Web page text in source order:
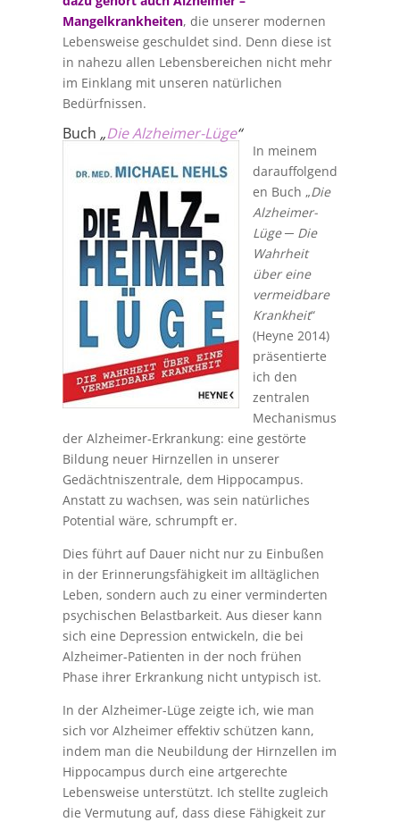
Mangelkrankheiten, die unserer modernen
Lebensweise geschuldet sind. Denn diese ist
in nahezu allen Lebensbereichen nicht mehr
im Einklang mit unseren natürlichen
Bedürfnissen.
Buch „Die Alzheimer-Lüge“
In meinem
darauffolgend
en Buch „Die
Alzheimer-
Lüge ─ Die
Wahrheit
über eine
vermeidbare
Krankheit“
(Heyne 2014)
präsentierte
ich den
zentralen
Mechanismus
der Alzheimer-Erkrankung: eine gestörte
Bildung neuer Hirnzellen in unserer
Gedächtniszentrale, dem Hippocampus.
Anstatt zu wachsen, was sein natürliches
Potential wäre, schrumpft er.
Dies führt auf Dauer nicht nur zu Einbußen
in der Erinnerungsfähigkeit im alltäglichen
Leben, sondern auch zu einer verminderten
psychischen Belastbarkeit. Aus dieser kann
sich eine Depression entwickeln, die bei
Alzheimer-Patienten in der noch frühen
Phase ihrer Erkrankung nicht untypisch ist.
In der Alzheimer-Lüge zeigte ich, wie man
sich vor Alzheimer effektiv schützen kann,
indem man die Neubildung der Hirnzellen im
Hippocampus durch eine artgerechte
Lebensweise unterstützt. Ich stellte zugleich
die Vermutung auf, dass diese Fähigkeit zur